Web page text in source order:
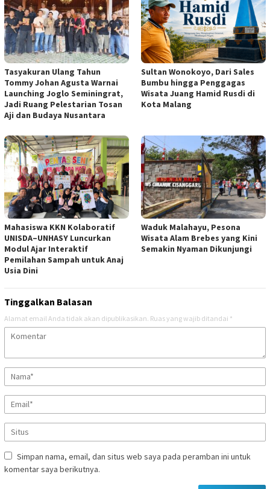
Tasyakuran Ulang Tahun
Tommy Johan Agusta Warnai
Launching Joglo Seminingrat,
Jadi Ruang Pelestarian Tosan
Aji dan Budaya Nusantara
Sultan Wonokoyo, Dari Sales
Bumbu hingga Penggagas
Wisata Juang Hamid Rusdi di
Kota Malang
Mahasiswa KKN Kolaboratif
UNISDA–UNHASY Luncurkan
Modul Ajar Interaktif
Pemilahan Sampah untuk Anaj
Usia Dini
Waduk Malahayu, Pesona
Wisata Alam Brebes yang Kini
Semakin Nyaman Dikunjungi
Tinggalkan Balasan
Alamat email Anda tidak akan dipublikasikan. Ruas yang wajib ditandai *
Simpan nama, email, dan situs web saya pada peramban ini untuk
komentar saya berikutnya.